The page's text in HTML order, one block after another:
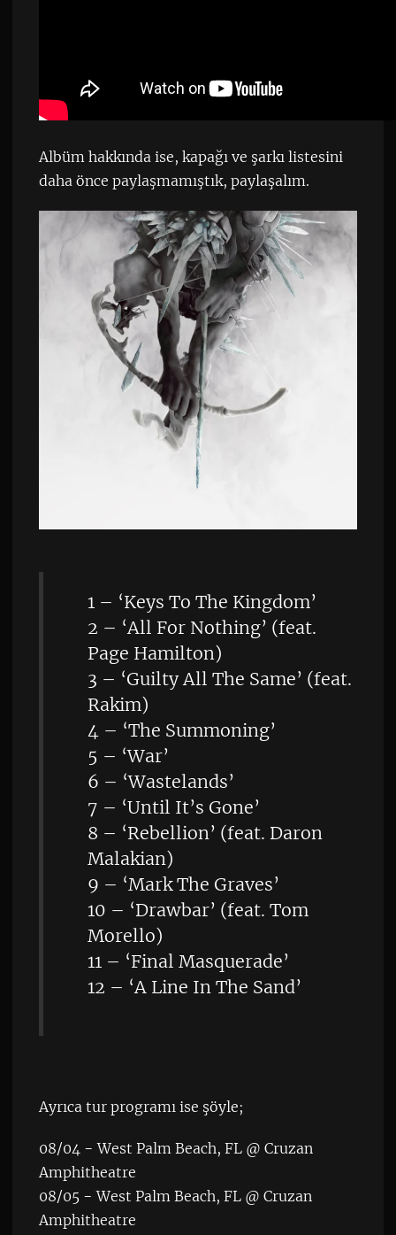
Albüm hakkında ise, kapağı ve şarkı listesini
daha önce paylaşmamıştık, paylaşalım.
1 – ‘Keys To The Kingdom’
2 – ‘All For Nothing’ (feat.
Page Hamilton)
3 – ‘Guilty All The Same’ (feat.
Rakim)
4 – ‘The Summoning’
5 – ‘War’
6 – ‘Wastelands’
7 – ‘Until It’s Gone’
8 – ‘Rebellion’ (feat. Daron
Malakian)
9 – ‘Mark The Graves’
10 – ‘Drawbar’ (feat. Tom
Morello)
11 – ‘Final Masquerade’
12 – ‘A Line In The Sand’
Ayrıca tur programı ise şöyle;
08/04 − West Palm Beach, FL @ Cruzan
Amphitheatre
08/05 − West Palm Beach, FL @ Cruzan
Amphitheatre